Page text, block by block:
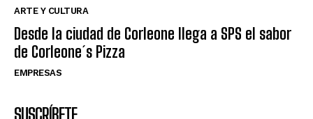
ARTE Y CULTURA
Desde la ciudad de Corleone llega a SPS el sabor
de Corleone´s Pizza
EMPRESAS
SUSCRÍBETE